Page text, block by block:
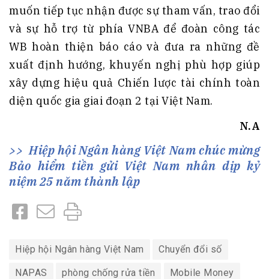
muốn tiếp tục nhận được sự tham vấn, trao đổi
và sự hỗ trợ từ phía VNBA để đoàn công tác
WB hoàn thiện báo cáo và đưa ra những đề
xuất định hướng, khuyến nghị phù hợp giúp
xây dựng hiệu quả Chiến lược tài chính toàn
diện quốc gia giai đoạn 2 tại Việt Nam.
N.A
Hiệp hội Ngân hàng Việt Nam chúc mừng
Bảo hiểm tiền gửi Việt Nam nhân dịp kỷ
niệm 25 năm thành lập
Hiệp hội Ngân hàng Việt Nam Chuyển đổi số
NAPAS phòng chống rửa tiền Mobile Money